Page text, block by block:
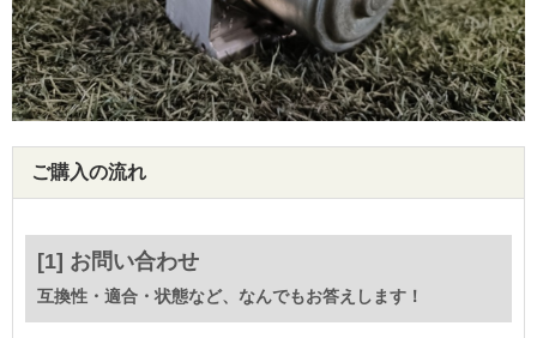
ご購入の流れ
[1] お問い合わせ
互換性・適合・状態など、なんでもお答えします！